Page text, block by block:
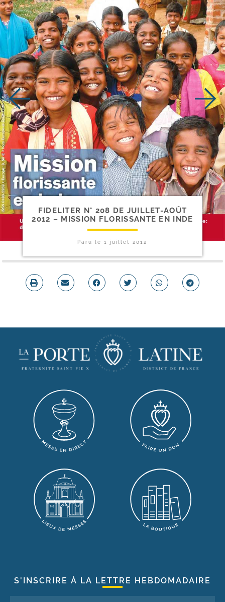
FIDELITER N° 208 DE JUILLET-​AOÛT
2012 – MISSION FLORISSANTE EN INDE
Paru le1 juillet 2012
S'INSCRIRE À LA LETTRE HEBDOMADAIRE